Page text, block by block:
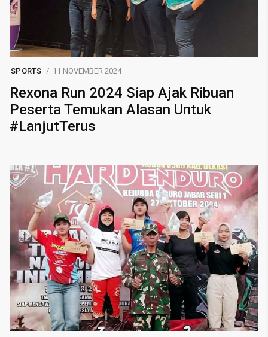
SPORTS 11 NOVEMBER 2024
Rexona Run 2024 Siap Ajak Ribuan
Peserta Temukan Alasan Untuk
#LanjutTerus